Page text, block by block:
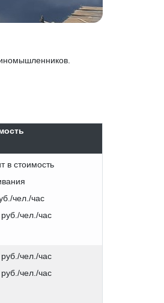
в стоимость
чел./час
чел./час
чел./час
чел./час